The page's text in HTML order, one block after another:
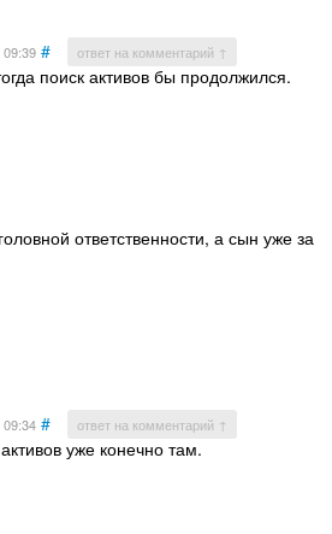
09:39 # ответ на комментарий ↑
поиск активов бы продолжился.
ответственности, а сын уже за
09:34 # ответ на комментарий ↑
уже конечно там.